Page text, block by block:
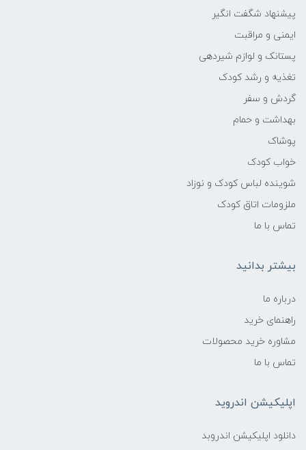
پیشنهاد شگفت انگیر
ایمنی و مراقبت
پستانک و لوازم شیردهی
تغذیه و رشد کودک
گردش و سفر
بهداشت و حمام
پوشاک
خواب کودک
شوینده لباس کودک و نوزاد
ملزومات اتاق کودک
تماس با ما
بیشتر بدانید
درباره ما
راهنمای خرید
مشاوره خرید محصولات
تماس با ما
اپلیکیشن اندروید
دانلود اپلیکیشن اندروبد